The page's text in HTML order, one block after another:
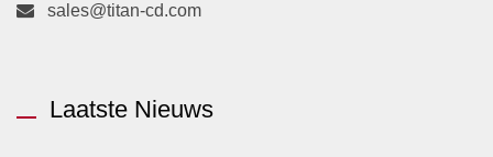
sales@titan-cd.com
Laatste Nieuws